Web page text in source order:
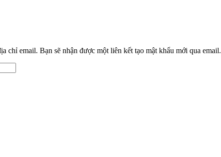
chỉ email. Bạn sẽ nhận được một liên kết tạo mật khẩu mới qua email.